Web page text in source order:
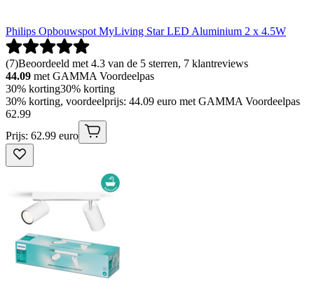
Philips Opbouwspot MyLiving Star LED Aluminium 2 x 4.5W
(7)Beoordeeld met 4.3 van de 5 sterren, 7 klantreviews
44.09 met GAMMA Voordeelpas
30% korting30% korting
30% korting, voordeelprijs: 44.09 euro met GAMMA Voordeelpas
62.99
Prijs: 62.99 euro